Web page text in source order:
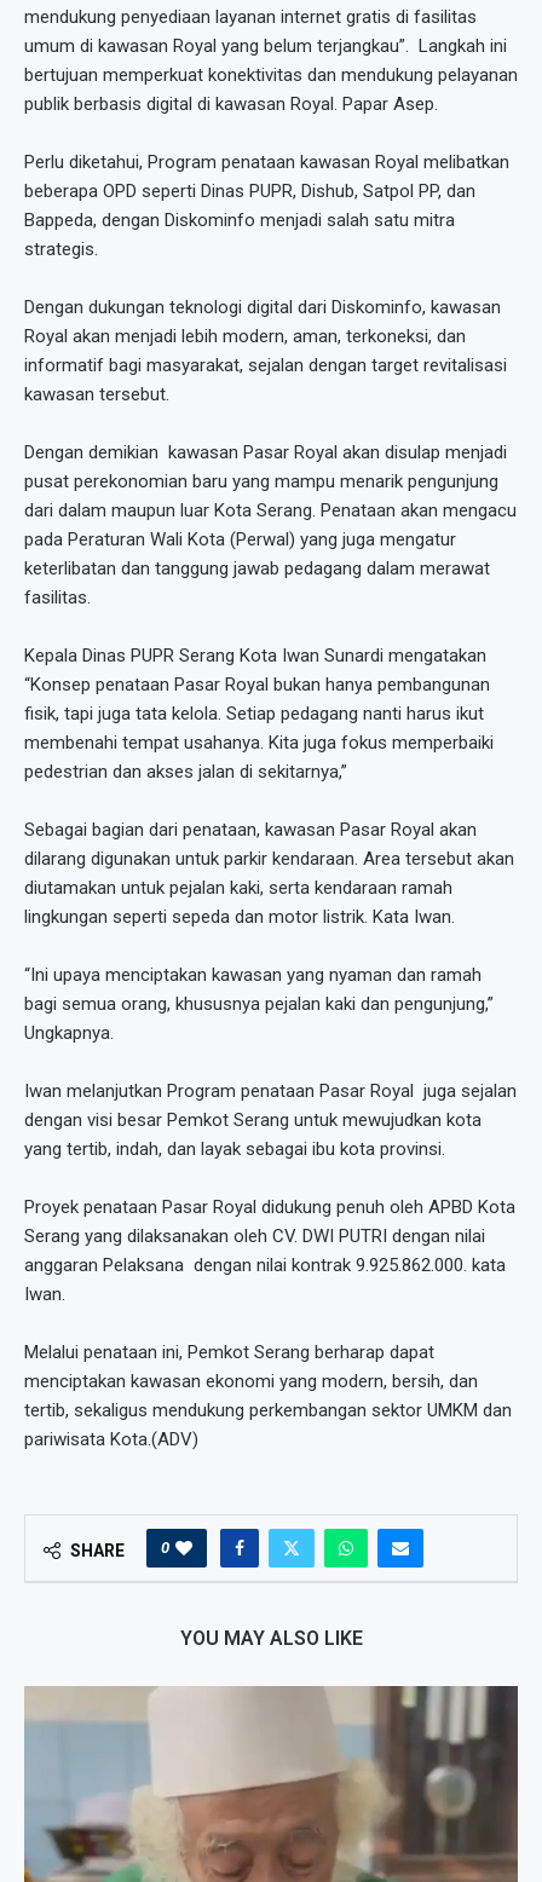
mendukung penyediaan layanan internet gratis di fasilitas
umum di kawasan Royal yang belum terjangkau”. Langkah ini
bertujuan memperkuat konektivitas dan mendukung pelayanan
publik berbasis digital di kawasan Royal. Papar Asep.
Perlu diketahui, Program penataan kawasan Royal melibatkan
beberapa OPD seperti Dinas PUPR, Dishub, Satpol PP, dan
Bappeda, dengan Diskominfo menjadi salah satu mitra
strategis.
Dengan dukungan teknologi digital dari Diskominfo, kawasan
Royal akan menjadi lebih modern, aman, terkoneksi, dan
informatif bagi masyarakat, sejalan dengan target revitalisasi
kawasan tersebut.
Dengan demikian kawasan Pasar Royal akan disulap menjadi
pusat perekonomian baru yang mampu menarik pengunjung
dari dalam maupun luar Kota Serang. Penataan akan mengacu
pada Peraturan Wali Kota (Perwal) yang juga mengatur
keterlibatan dan tanggung jawab pedagang dalam merawat
fasilitas.
Kepala Dinas PUPR Serang Kota Iwan Sunardi mengatakan
“Konsep penataan Pasar Royal bukan hanya pembangunan
fisik, tapi juga tata kelola. Setiap pedagang nanti harus ikut
membenahi tempat usahanya. Kita juga fokus memperbaiki
pedestrian dan akses jalan di sekitarnya,”
Sebagai bagian dari penataan, kawasan Pasar Royal akan
dilarang digunakan untuk parkir kendaraan. Area tersebut akan
diutamakan untuk pejalan kaki, serta kendaraan ramah
lingkungan seperti sepeda dan motor listrik. Kata Iwan.
“Ini upaya menciptakan kawasan yang nyaman dan ramah
bagi semua orang, khususnya pejalan kaki dan pengunjung,”
Ungkapnya.
Iwan melanjutkan Program penataan Pasar Royal juga sejalan
dengan visi besar Pemkot Serang untuk mewujudkan kota
yang tertib, indah, dan layak sebagai ibu kota provinsi.
Proyek penataan Pasar Royal didukung penuh oleh APBD Kota
Serang yang dilaksanakan oleh CV. DWI PUTRI dengan nilai
anggaran Pelaksana dengan nilai kontrak 9.925.862.000. kata
Iwan.
Melalui penataan ini, Pemkot Serang berharap dapat
menciptakan kawasan ekonomi yang modern, bersih, dan
tertib, sekaligus mendukung perkembangan sektor UMKM dan
pariwisata Kota.(ADV)
SHARE 0
YOU MAY ALSO LIKE